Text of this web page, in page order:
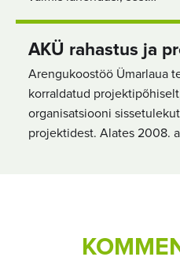
AKÜ rahastus ja
Arengukoostöö Ümarlaua
korraldatud
organisatsiooni
projektidest. Alates 2008.